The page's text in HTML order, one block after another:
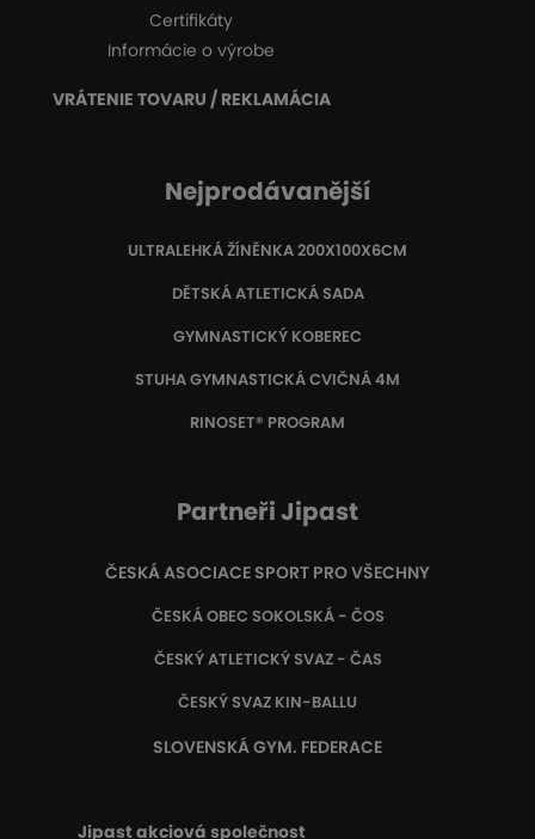
Certifikáty
Informácie o výrobe
VRÁTENIE TOVARU / REKLAMÁCIA
Nejprodávanější
ULTRALEHKÁ ŽÍNĚNKA 200X100X6CM
DĚTSKÁ ATLETICKÁ SADA
GYMNASTICKÝ KOBEREC
STUHA GYMNASTICKÁ CVIČNÁ 4M
RINOSET® PROGRAM
Partneři Jipast
ČESKÁ ASOCIACE SPORT PRO VŠECHNY
ČESKÁ OBEC SOKOLSKÁ - ČOS
ČESKÝ ATLETICKÝ SVAZ - ČAS
ČESKÝ SVAZ KIN-BALLU
SLOVENSKÁ GYM. FEDERACE
Jipast akciová společnost